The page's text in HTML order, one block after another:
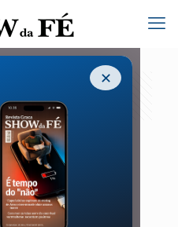
✕
Messenger